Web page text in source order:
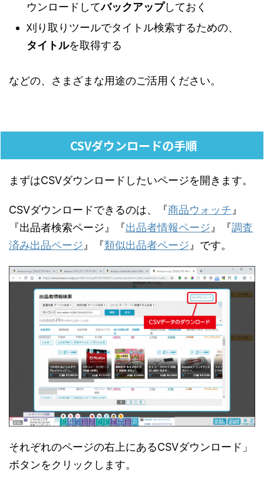
ウンロードしてバックアップしておく
刈り取りツールでタイトル検索するための、
タイトルを取得する
などの、さまざまな用途のご活用ください。
CSVダウンロードの手順
まずはCSVダウンロードしたいページを開きます。
CSVダウンロードできるのは、『商品ウォッチ 』
『出品者検索ページ』『出品者情報ページ 』『調査
済み出品ページ 』『類似出品者ページ 』です。
それぞれのページの右上にあるCSVダウンロード」
ボタンをクリックします。